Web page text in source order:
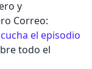
y
Correo:
el episodio
todo el